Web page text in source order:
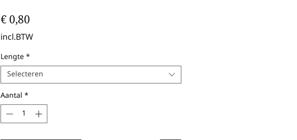
€ 0,80
incl.BTW
Lengte*
Selecteren
Aantal*